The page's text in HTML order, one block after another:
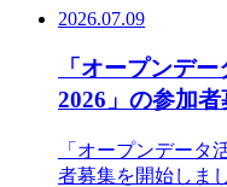
2026.07.09
「オープンデ
2026」の参加者
「オープンデータ
者募集を開始しま